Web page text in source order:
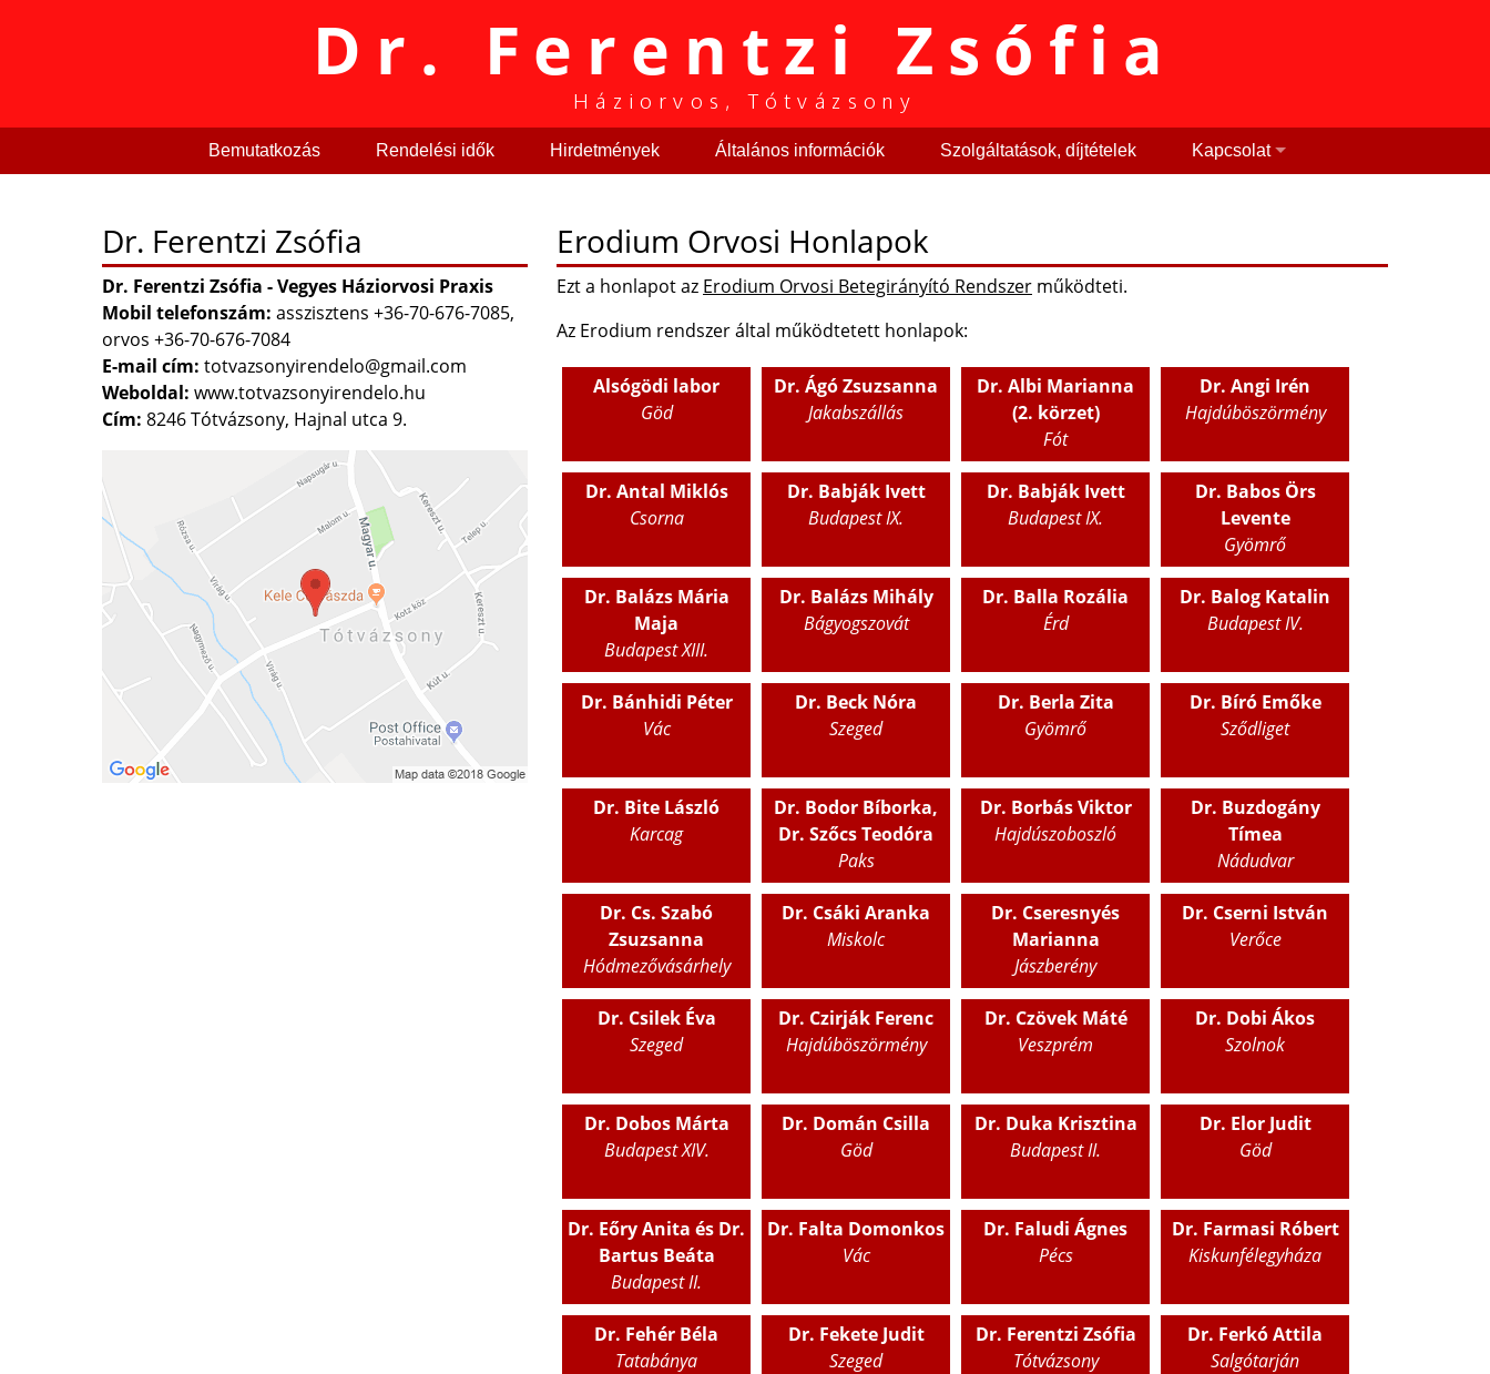
Dr. Ferentzi Zsófia
Háziorvos, Tótvázsony
Bemutatkozás Rendelési idők Hirdetmények Általános információk Szolgáltatások, díjtételek Kapcsolat
Erodium Orvosi Honlapok
Ezt a honlapot az Erodium Orvosi Betegirányító Rendszer működteti.
Az Erodium rendszer által működtetett honlapok:
Alsógödi labor
Göd
Dr. Ágó Zsuzsanna
Jakabszállás
Dr. Albi Marianna
(2. körzet)
Fót
Dr. Angi Irén
Hajdúböszörmény
Dr. Antal Miklós
Csorna
Dr. Babják Ivett
Budapest IX.
Dr. Babják Ivett
Budapest IX.
Dr. Babos Örs
Levente
Gyömrő
Dr. Balázs Mária
Maja
Budapest XIII.
Dr. Balázs Mihály
Bágyogszovát
Dr. Balla Rozália
Érd
Dr. Balog Katalin
Budapest IV.
Dr. Bánhidi Péter
Vác
Dr. Beck Nóra
Szeged
Dr. Berla Zita
Gyömrő
Dr. Bíró Emőke
Sződliget
Dr. Bite László
Karcag
Dr. Bodor Bíborka,
Dr. Szőcs Teodóra
Paks
Dr. Borbás Viktor
Hajdúszoboszló
Dr. Buzdogány
Tímea
Nádudvar
Dr. Cs. Szabó
Zsuzsanna
Hódmezővásárhely
Dr. Csáki Aranka
Miskolc
Dr. Cseresnyés
Marianna
Jászberény
Dr. Cserni István
Verőce
Dr. Csilek Éva
Szeged
Dr. Czirják Ferenc
Hajdúböszörmény
Dr. Czövek Máté
Veszprém
Dr. Dobi Ákos
Szolnok
Dr. Dobos Márta
Budapest XIV.
Dr. Domán Csilla
Göd
Dr. Duka Krisztina
Budapest II.
Dr. Elor Judit
Göd
Dr. Eőry Anita és Dr.
Bartus Beáta
Budapest II.
Dr. Falta Domonkos
Vác
Dr. Faludi Ágnes
Pécs
Dr. Farmasi Róbert
Kiskunfélegyháza
Dr. Fehér Béla
Tatabánya
Dr. Fekete Judit
Szeged
Dr. Ferentzi Zsófia
Tótvázsony
Dr. Ferkó Attila
Salgótarján
Dr. Ferentzi Zsófia
Dr. Ferentzi Zsófia - Vegyes Háziorvosi Praxis
Mobil telefonszám: asszisztens +36-70-676-7085,
orvos +36-70-676-7084
E-mail cím: totvazsonyirendelo@gmail.com
Weboldal: www.totvazsonyirendelo.hu
Cím: 8246 Tótvázsony, Hajnal utca 9.